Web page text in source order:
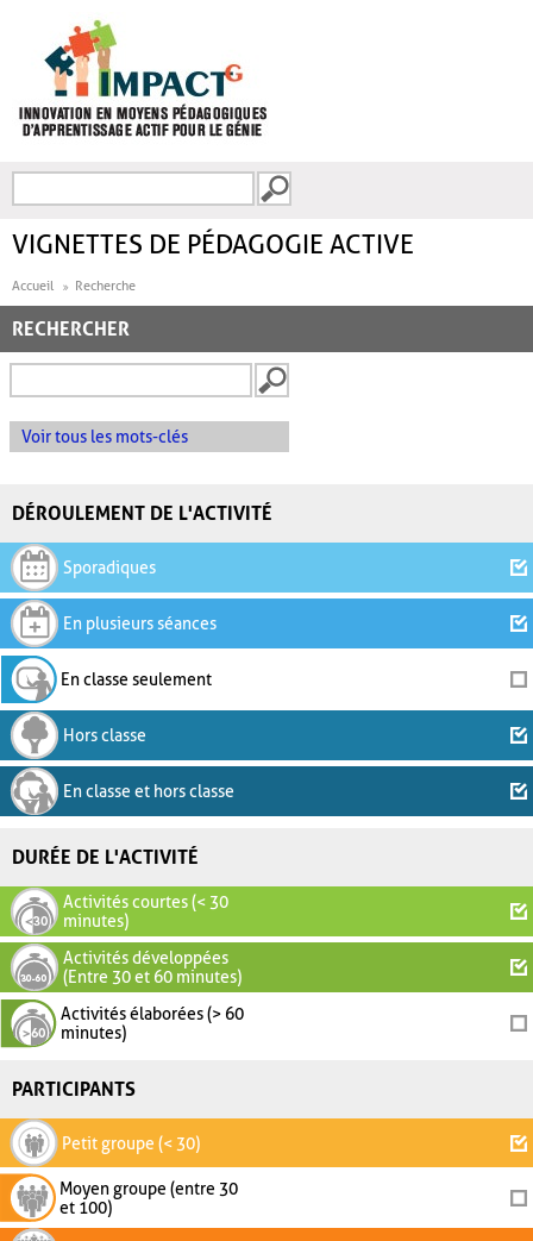
FORMULAIRE DE
VIGNETTES DE PÉDAGOGIE ACTIVE
Accueil Recherche
RECHERCHER
Voir tous les mots-clés
DÉROULEMENT DE L'ACTIVITÉ
Sporadiques
En plusieurs séances
En classe seulement
Hors classe
En classe et hors classe
DURÉE DE L'ACTIVITÉ
Activités courtes (< 30
minutes)
Activités développées
(Entre 30 et 60 minutes)
Activités élaborées (> 60
minutes)
PARTICIPANTS
Petit groupe (< 30)
Moyen groupe (entre 30
et 100)